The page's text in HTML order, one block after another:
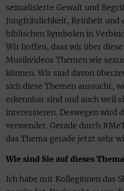
sexualisierte Gewalt und
Jungfräulichkeit, Reinheit und
biblischen Symbolen in
Wir hoffen, dass wir über
Musikvideos Themen wie
können. Wir sind davon
sich diese Themen aussucht,
erkennbar sind und auch weil
interessieren. Deswegen wird
verwendet. Gerade durch
das Thema gerade jetzt sehr
Wie sind Sie auf dieses
Ich habe mit Kolleginnen das